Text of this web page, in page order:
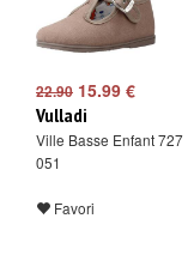
22.90 15.99 €
Vulladi
Ville Basse Enfant 727
051
Favori